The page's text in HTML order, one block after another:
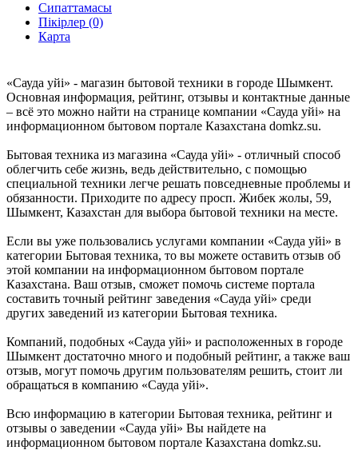
Сипаттамасы
Пікірлер (0)
Карта
«Сауда yйi» - магазин бытовой техники в городе Шымкент.
Основная информация, рейтинг, отзывы и контактные данные
– всё это можно найти на странице компании «Сауда yйi» на
информационном бытовом портале Казахстана domkz.su.
Бытовая техника из магазина «Сауда yйi» - отличный способ
облегчить себе жизнь, ведь действительно, с помощью
специальной техники легче решать повседневные проблемы и
обязанности. Приходите по адресу просп. Жибек жолы, 59,
Шымкент, Казахстан для выбора бытовой техники на месте.
Если вы уже пользовались услугами компании «Сауда yйi» в
категории Бытовая техника, то вы можете оставить отзыв об
этой компании на информационном бытовом портале
Казахстана. Ваш отзыв, сможет помочь системе портала
составить точный рейтинг заведения «Сауда yйi» среди
других заведений из категории Бытовая техника.
Компаний, подобных «Сауда yйi» и расположенных в городе
Шымкент достаточно много и подобный рейтинг, а также ваш
отзыв, могут помочь другим пользователям решить, стоит ли
обращаться в компанию «Сауда yйi».
Всю информацию в категории Бытовая техника, рейтинг и
отзывы о заведении «Сауда yйi» Вы найдете на
информационном бытовом портале Казахстана domkz.su.